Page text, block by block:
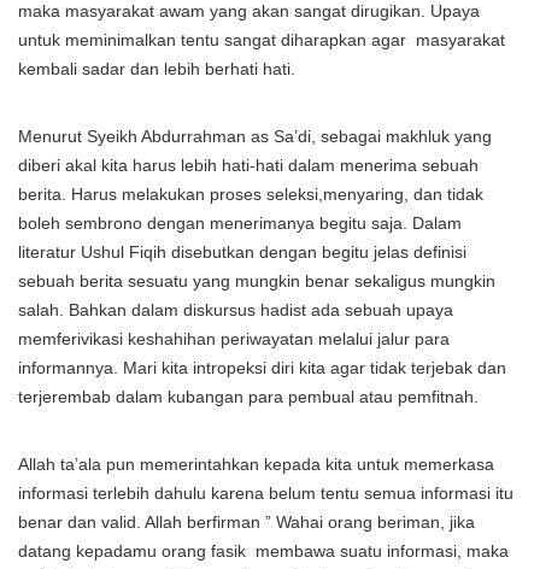
maka masyarakat awam yang akan sangat dirugikan. Upaya
untuk meminimalkan tentu sangat diharapkan agar masyarakat
kembali sadar dan lebih berhati hati.
Menurut Syeikh Abdurrahman as Sa’di, sebagai makhluk yang
diberi akal kita harus lebih hati-hati dalam menerima sebuah
berita. Harus melakukan proses seleksi,menyaring, dan tidak
boleh sembrono dengan menerimanya begitu saja. Dalam
literatur Ushul Fiqih disebutkan dengan begitu jelas definisi
sebuah berita sesuatu yang mungkin benar sekaligus mungkin
salah. Bahkan dalam diskursus hadist ada sebuah upaya
memferivikasi keshahihan periwayatan melalui jalur para
informannya. Mari kita intropeksi diri kita agar tidak terjebak dan
terjerembab dalam kubangan para pembual atau pemfitnah.
Allah ta’ala pun memerintahkan kepada kita untuk memerkasa
informasi terlebih dahulu karena belum tentu semua informasi itu
benar dan valid. Allah berfirman ” Wahai orang beriman, jika
datang kepadamu orang fasik membawa suatu informasi, maka